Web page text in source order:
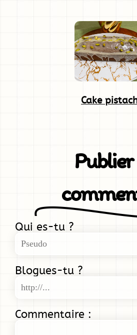
Cake
Qui es-tu ?
Blogues-tu ?
Commentaire :